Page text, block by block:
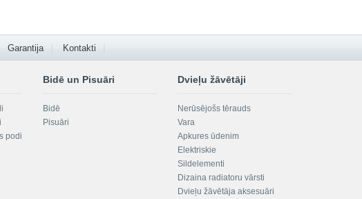
Garantija Kontakti
podi
Bidē un Pisuāri
Bidē
Pisuāri
Dvieļu žāvētāji
Nerūsējošs tērauds
Vara
Apkures ūdenim
Elektriskie
Sildelementi
Dizaina radiatoru vārsti
Dvieļu žāvētāja aksesuāri